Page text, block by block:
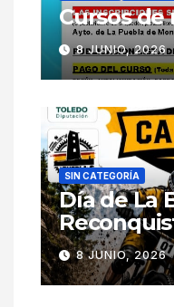
Cursos de
8 JUNIO, 2026
SIN CATEGORÍA
Día de La
8 JUNIO, 2026